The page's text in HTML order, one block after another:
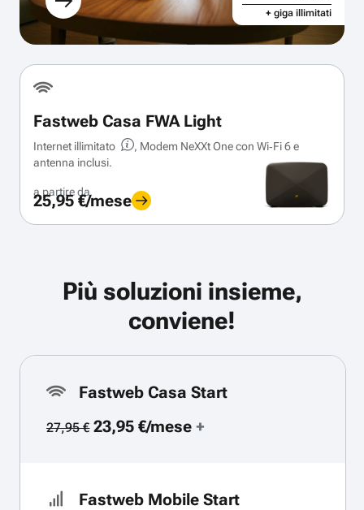
+ giga illimitati
Fastweb Casa FWA Light
Internet illimitato
, Modem NeXXt One con Wi‑Fi 6 e
antenna inclusi.
a partire da
25,95 €/mese
Più soluzioni insieme,
conviene!
Fastweb Casa Start
27,95 €23,95 €/mese+
Fastweb Mobile Start